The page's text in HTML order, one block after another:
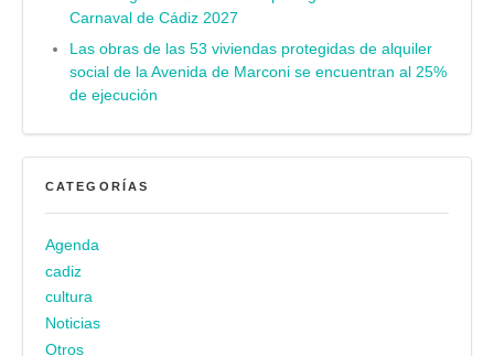
Carnaval de Cádiz 2027
Las obras de las 53 viviendas protegidas de alquiler
social de la Avenida de Marconi se encuentran al 25%
de ejecución
CATEGORÍAS
Agenda
cadiz
cultura
Noticias
Otros